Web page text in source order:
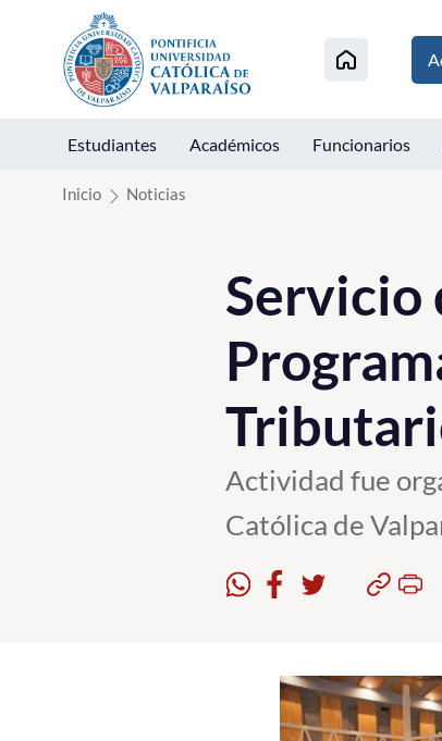
Click acá para ir directamente al contenido
Estudiantes Académicos Funcionarios
Inicio Noticias
Servicio
Actividad fue
Católica de